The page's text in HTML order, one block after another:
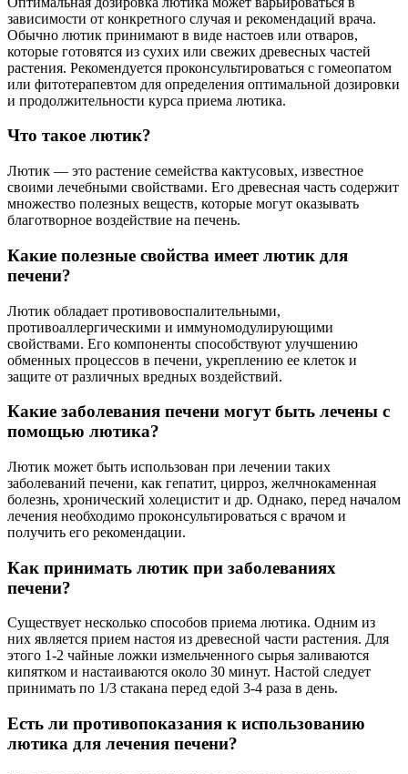
зависимости от конкретного случая и рекомендаций врача.
Обычно лютик принимают в виде настоев или отваров,
которые готовятся из сухих или свежих древесных частей
растения. Рекомендуется проконсультироваться с гомеопатом
или фитотерапевтом для определения оптимальной дозировки
и продолжительности курса приема лютика.
Что такое лютик?
Лютик — это растение семейства кактусовых, известное
своими лечебными свойствами. Его древесная часть содержит
множество полезных веществ, которые могут оказывать
благотворное воздействие на печень.
Какие полезные свойства имеет лютик для
печени?
Лютик обладает противовоспалительными,
противоаллергическими и иммуномодулирующими
свойствами. Его компоненты способствуют улучшению
обменных процессов в печени, укреплению ее клеток и
защите от различных вредных воздействий.
Какие заболевания печени могут быть лечены с
помощью лютика?
Лютик может быть использован при лечении таких
заболеваний печени, как гепатит, цирроз, желчнокаменная
болезнь, хронический холецистит и др. Однако, перед началом
лечения необходимо проконсультироваться с врачом и
получить его рекомендации.
Как принимать лютик при заболеваниях
печени?
Существует несколько способов приема лютика. Одним из
них является прием настоя из древесной части растения. Для
этого 1-2 чайные ложки измельченного сырья заливаются
кипятком и настаиваются около 30 минут. Настой следует
принимать по 1/3 стакана перед едой 3-4 раза в день.
Есть ли противопоказания к использованию
лютика для лечения печени?